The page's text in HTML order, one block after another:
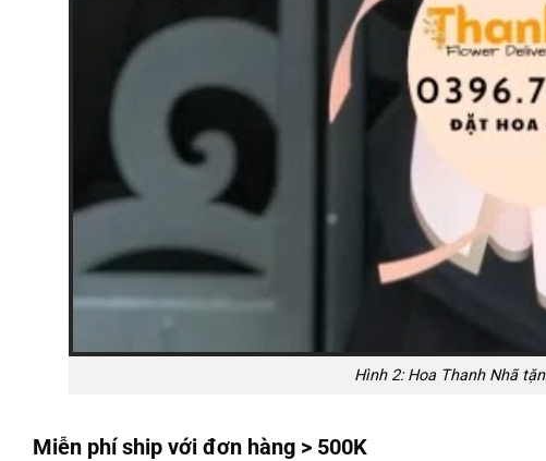
Hình 2: Hoa Thanh Nhã
Miễn phí ship với đơn hàng > 500K